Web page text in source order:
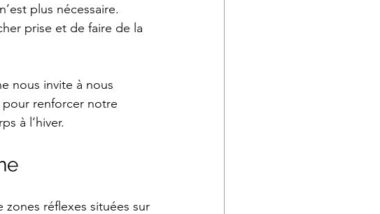
plus nécessaire.
prise et de faire de la
nous invite à nous
pour renforcer notre
à l’hiver.
réflexes situées sur